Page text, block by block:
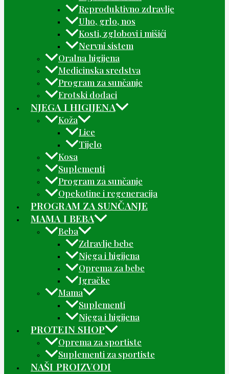
Reproduktivno zdravlje
Uho, grlo, nos
Kosti, zglobovi i mišići
Nervni sistem
Oralna higijena
Medicinska sredstva
Program za sunčanje
Erotski dodaci
NJEGA I HIGIJENA
Koža
Lice
Tijelo
Kosa
Suplementi
Program za sunčanje
Opekotine i regeneracija
PROGRAM ZA SUNČANJE
MAMA I BEBA
Beba
Zdravlje bebe
Njega i higijena
Oprema za bebe
Igračke
Mama
Suplementi
Njega i higijena
PROTEIN SHOP
Oprema za sportiste
Suplementi za sportiste
NAŠI PROIZVODI